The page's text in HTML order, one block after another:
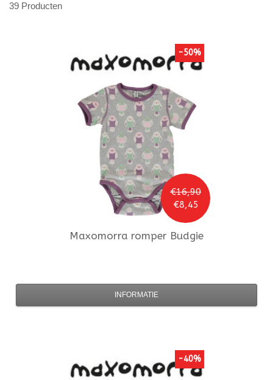
39 Producten
€16,90
€8,45
-50%
Maxomorra romper Budgie
INFORMATIE
-40%